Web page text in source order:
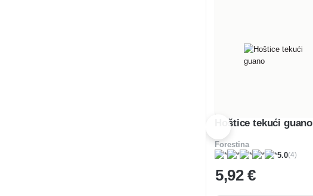
Hoštice tekući guano
Forestina
5.0(4)
5,92 €